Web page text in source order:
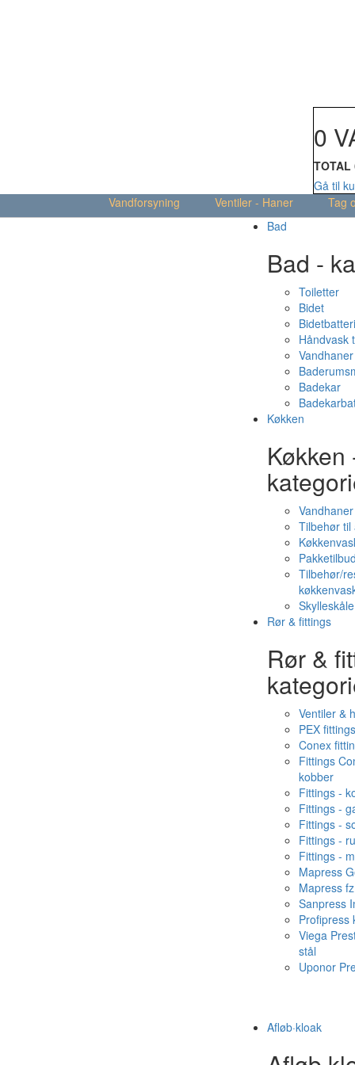
0
TOTAL
Gå til
Vandforsyning
Ventiler - Haner Tag
Bad
Bad -
Toiletter
Bidet
Håndvask
Badekar
Køkken
Køkken
Vandhaner
Tilbehør
Tilbehør/
Rør & fittings
Rør &
Ventiler &
PEX fittings
Conex
Fittings
kobber
Fittings -
Fittings -
Fittings -
Fittings -
Fittings -
Mapress
Mapress fz
Sanpress
Profipress
Viega
stål
Uponor
Afløb·kloak